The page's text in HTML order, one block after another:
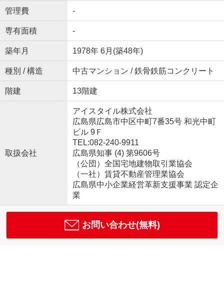
管理費 -
専有面積 -
築年月 1978年 6月(築48年)
種別 / 構造 中古マンション / 鉄骨鉄筋コンクリート
階建 13階建
取扱会社
アイスタイル株式会社
広島県広島市中区中町7番35号 和光中町
ビル 9Ｆ
TEL:082-240-9911
広島県知事 (4) 第9606号
（公団）全国宅地建物取引業協会
（一社）賃貸不動産管理業協会
広島県中小企業経営革新支援事業 認定企
業
お問い合わせ(無料)